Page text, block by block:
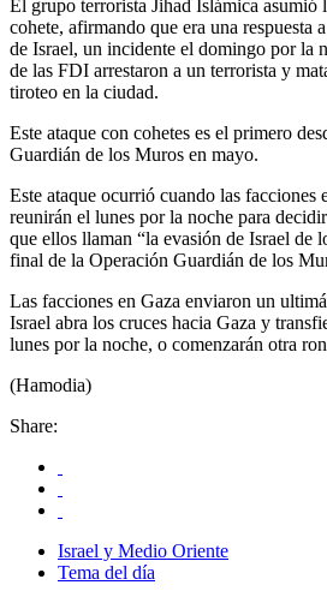
El grupo terrorista Jihad Islámica asumió
cohete, afirmando que era una respuesta
de Israel, un incidente el domingo por la
de las FDI arrestaron a un terrorista y
tiroteo en la ciudad.
Este ataque con cohetes es el primero
Guardián de los Muros en mayo.
Este ataque ocurrió cuando las facciones
reunirán el lunes por la noche para
que ellos llaman “la evasión de Israel de
final de la Operación Guardián de los
Las facciones en Gaza enviaron un
Israel abra los cruces hacia Gaza y
lunes por la noche, o comenzarán otra
(Hamodia)
Share:
Israel y Medio Oriente
Tema del día